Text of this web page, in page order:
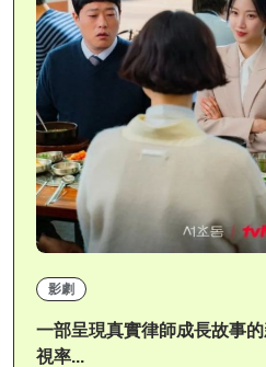
影劇
一部呈現真實律師成長故事
視率...